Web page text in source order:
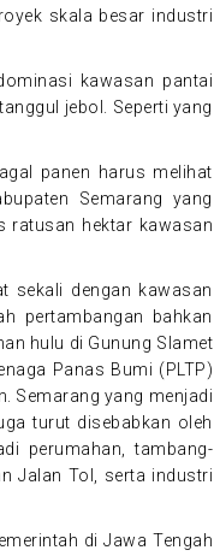
skala besar industri
kawasan pantai
jebol. Seperti yang
panen harus melihat
Semarang yang
ratusan hektar kawasan
sekali dengan kawasan
pertambangan bahkan
hulu di Gunung Slamet
Panas Bumi (PLTP)
Semarang yang menjadi
turut disebabkan oleh
perumahan, tambang-
Jalan Tol, serta industri
di Jawa Tengah